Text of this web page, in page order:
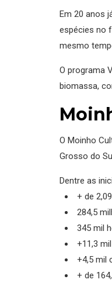
Em 20 anos
espécies no
mesmo
O programa
biomassa,
O Moinho
Grosso do
Dentre as
+ de
284,5
345 mil
+11,3
+4,5 mil
+ de